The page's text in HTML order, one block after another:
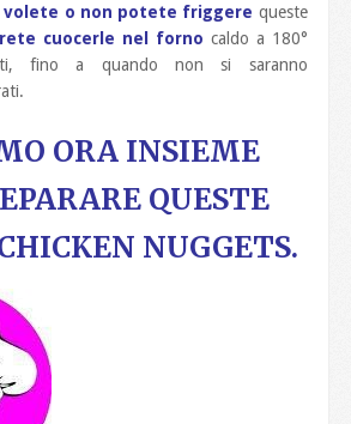
volete o non potete friggere queste
cuocerle nel forno caldo a 180°
fino a quando non si saranno
ORA INSIEME
QUESTE
NUGGETS.